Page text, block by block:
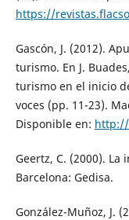
https://
Gascón, J. (2012).
turismo. En J.
turismo en el inicio
voces (pp. 11-23).
Disponible en:
Geertz, C. (2000).
Barcelona: Gedisa.
González-Muñoz, J.